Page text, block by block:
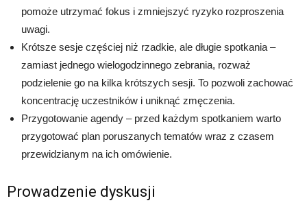
pomoże utrzymać fokus i zmniejszyć ryzyko rozproszenia
uwagi.
Krótsze sesje częściej niż rzadkie, ale długie spotkania –
zamiast jednego wielogodzinnego zebrania, rozważ
podzielenie go na kilka krótszych sesji. To pozwoli zachować
koncentrację uczestników i uniknąć zmęczenia.
Przygotowanie agendy – przed każdym spotkaniem warto
przygotować plan poruszanych tematów wraz z czasem
przewidzianym na ich omówienie.
Prowadzenie dyskusji